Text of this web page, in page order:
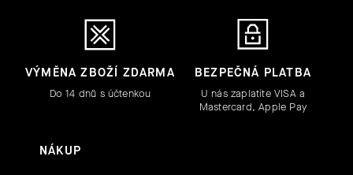
VÝMĚNA ZBOŽÍ ZDARMA
Do 14 dnů s účtenkou
BEZPEČNÁ PLATBA
U nás zaplatíte VISA a
Mastercard, Apple Pay
NÁKUP